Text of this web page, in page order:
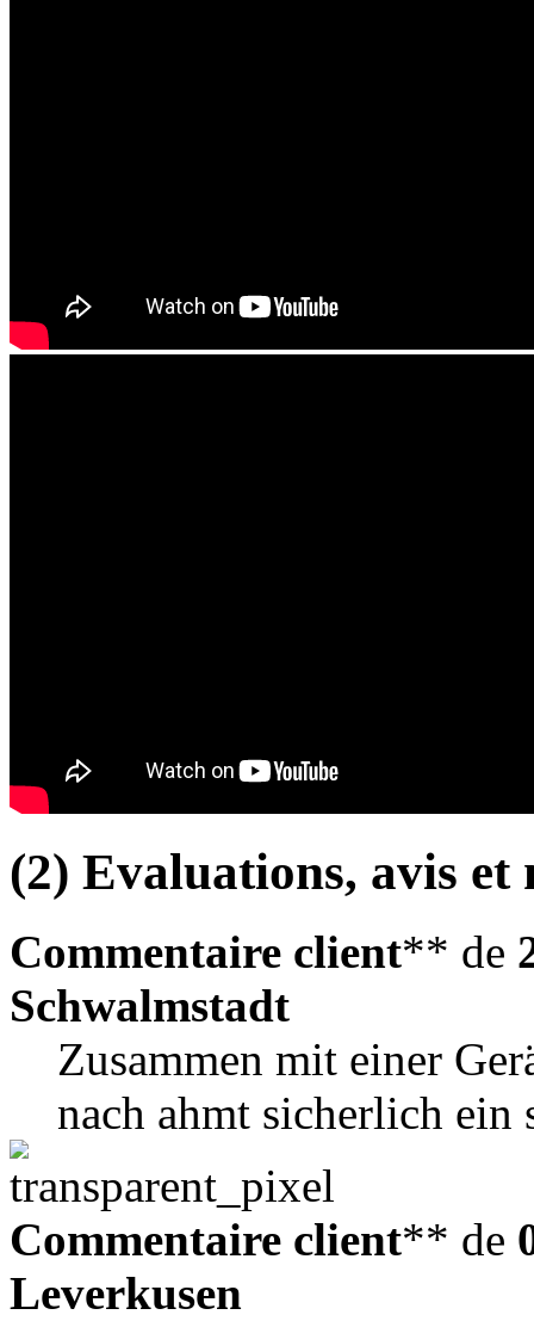
(2) Evaluations, avis et
Commentaire client** de
Schwalmstadt
Zusammen mit einer
nach ahmt sicherlich
Commentaire client** de
Leverkusen